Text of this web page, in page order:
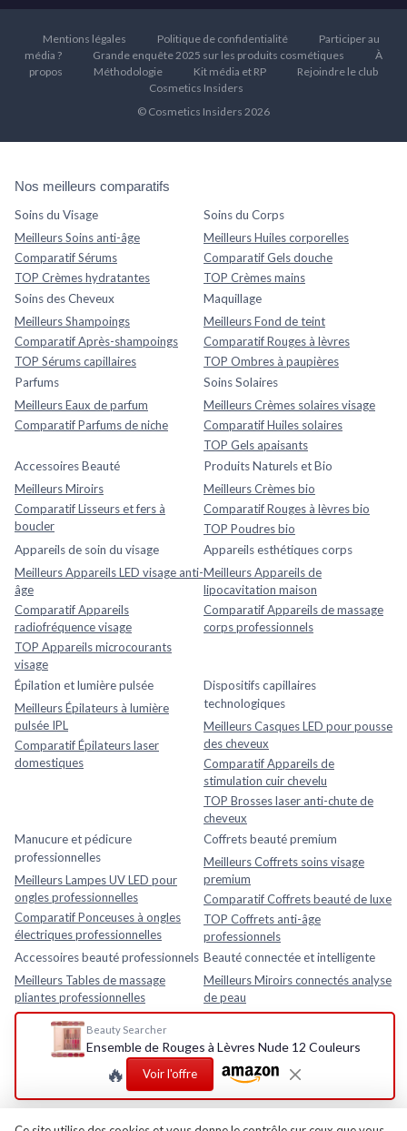
Beauty Searcher
Ensemble de Rouges à Lèvres Nude 12 Couleurs
🔥 Voir l'offre
Mentions légales Politique de confidentialité
Participer au
média ?
Grande enquête 2025 sur les produits cosmétiques
À
propos
Méthodologie Kit média et RP
Rejoindre le club
Cosmetics Insiders
© Cosmetics Insiders 2026
Nos meilleurs comparatifs
Soins du Visage
Meilleurs Soins anti-âge
Comparatif Sérums
TOP Crèmes hydratantes
Soins du Corps
Meilleurs Huiles corporelles
Comparatif Gels douche
TOP Crèmes mains
Soins des Cheveux
Meilleurs Shampoings
Comparatif Après-shampoings
TOP Sérums capillaires
Maquillage
Meilleurs Fond de teint
Comparatif Rouges à lèvres
TOP Ombres à paupières
Parfums
Meilleurs Eaux de parfum
Comparatif Parfums de niche
Soins Solaires
Meilleurs Crèmes solaires visage
Comparatif Huiles solaires
TOP Gels apaisants
Accessoires Beauté
Meilleurs Miroirs
Comparatif Lisseurs et fers à
boucler
Produits Naturels et Bio
Meilleurs Crèmes bio
Comparatif Rouges à lèvres bio
TOP Poudres bio
Appareils de soin du visage
Meilleurs Appareils LED visage anti-
âge
Comparatif Appareils
radiofréquence visage
TOP Appareils microcourants
visage
Appareils esthétiques corps
Meilleurs Appareils de
lipocavitation maison
Comparatif Appareils de massage
corps professionnels
Épilation et lumière pulsée
Meilleurs Épilateurs à lumière
pulsée IPL
Comparatif Épilateurs laser
domestiques
Dispositifs capillaires
technologiques
Meilleurs Casques LED pour pousse
des cheveux
Comparatif Appareils de
stimulation cuir chevelu
TOP Brosses laser anti-chute de
cheveux
Manucure et pédicure
professionnelles
Meilleurs Lampes UV LED pour
ongles professionnelles
Comparatif Ponceuses à ongles
électriques professionnelles
Coffrets beauté premium
Meilleurs Coffrets soins visage
premium
Comparatif Coffrets beauté de luxe
TOP Coffrets anti-âge
professionnels
Accessoires beauté professionnels
Meilleurs Tables de massage
pliantes professionnelles
Comparatif Loupes esthétiques
avec lampe LED
TOP Fauteuils esthétiques
Beauté connectée et intelligente
Meilleurs Miroirs connectés analyse
de peau
Comparatif Analyseurs de peau
TOP Appareils beauté intelligents
avec application mobile
Rasage et soins homme